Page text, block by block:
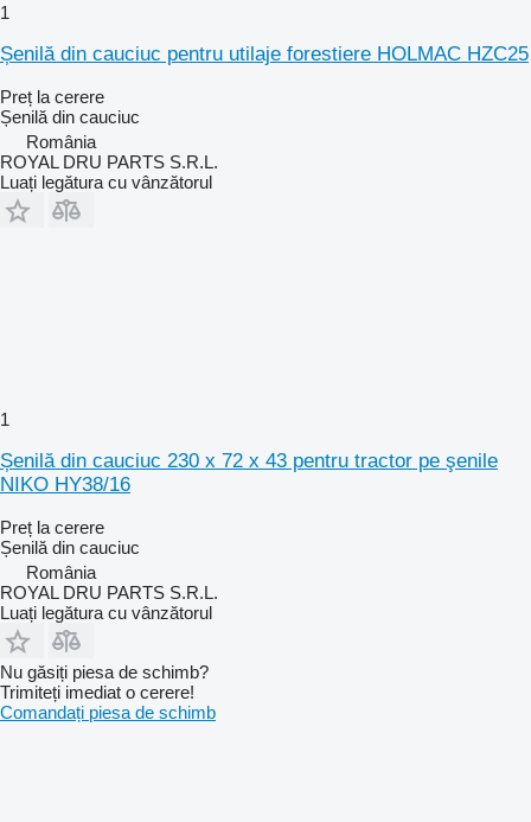
1
Șenilă din cauciuc pentru utilaje forestiere HOLMAC HZC25
Preț la cerere
Șenilă din cauciuc
România
ROYAL DRU PARTS S.R.L.
Luați legătura cu vânzătorul
1
Șenilă din cauciuc 230 x 72 x 43 pentru tractor pe şenile
NIKO HY38/16
Preț la cerere
Șenilă din cauciuc
România
ROYAL DRU PARTS S.R.L.
Luați legătura cu vânzătorul
Nu găsiți piesa de schimb?
Trimiteți imediat o cerere!
Comandați piesa de schimb